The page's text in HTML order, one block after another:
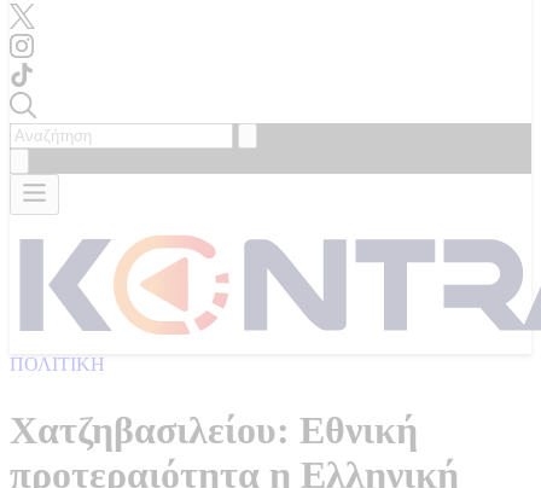
ΠΟΛΙΤΙΚΗ
Χατζηβασιλείου: Εθνική
προτεραιότητα η Ελληνική